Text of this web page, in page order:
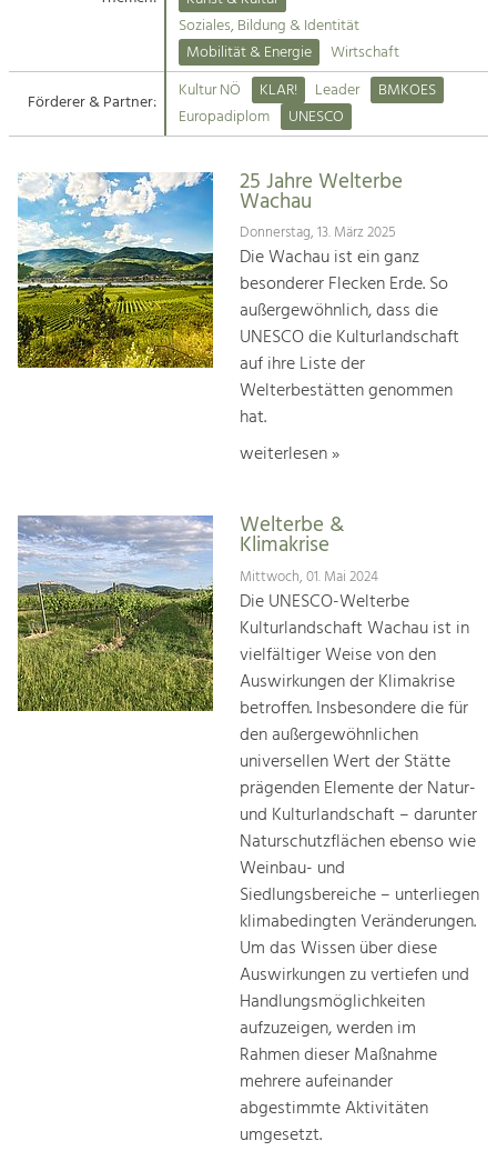
Suche
Impressum
Kontakt
Angebotsentwicklung und
Handwerk, Wissenschaft und Forschung.
Soziales, Bildung &
Identität
Gleichberechtigung, Jugend und
Integration
Mobilität & Energie
Klimawandel, öffentlicher Verkehr und
Steigerung regionaler Wertschöpfung
Soziales, Bildung & Identität
Mobilität & Energie
Wirtschaft
Förderer & Partner:
Kultur NÖ KLAR! Leader
BMKOES
Europadiplom
UNESCO
25 Jahre Welterbe
Wachau
Donnerstag, 13. März 2025
Die Wachau ist ein ganz
besonderer Flecken Erde. So
außergewöhnlich, dass die
UNESCO die Kulturlandschaft
auf ihre Liste der
Welterbestätten genommen
hat.
weiterlesen »
Welterbe &
Klimakrise
Mittwoch, 01. Mai 2024
Die UNESCO-Welterbe
Kulturlandschaft Wachau ist in
vielfältiger Weise von den
Auswirkungen der Klimakrise
betroffen. Insbesondere die für
den außergewöhnlichen
universellen Wert der Stätte
prägenden Elemente der Natur-
und Kulturlandschaft – darunter
Naturschutzflächen ebenso wie
Weinbau- und
Siedlungsbereiche – unterliegen
klimabedingten Veränderungen.
Um das Wissen über diese
Auswirkungen zu vertiefen und
Handlungsmöglichkeiten
aufzuzeigen, werden im
Rahmen dieser Maßnahme
mehrere aufeinander
abgestimmte Aktivitäten
umgesetzt.